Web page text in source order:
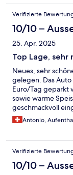
Verifizierte
10/10 –
25. Apr. 2025
Top Lage, sehr
Neues, sehr
gelegen. Das Auto
Euro/Tag geparkt
sowie warme
geschmackvoll
hart. Trotz der
herrlich schlafen.
Antonio,
Verifizierte
10/10 –